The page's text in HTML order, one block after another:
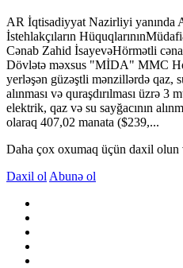
AR İqtisadiyyat Nazirliyi yanında
İstehlakçıların
Cənab Zahid İsayevəHörmətli
Dövlətə məxsus "MİDA" MMC
yerləşən güzəştli mənzillərdə qaz,
alınması və quraşdırılması üzrə 3
elektrik, qaz və su sayğacının
olaraq 407,02 manata ($239,...
Daha çox oxumaq üçün daxil olun
Daxil ol Abunə ol